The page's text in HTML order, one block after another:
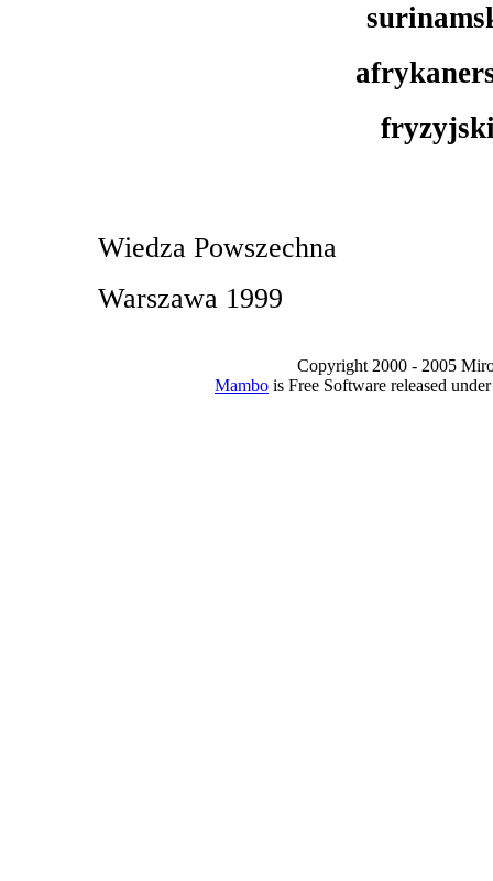
Wiedza Powszechna
Warszawa 1999
Copyright 2000 - 2005
Mambo is Free Software released